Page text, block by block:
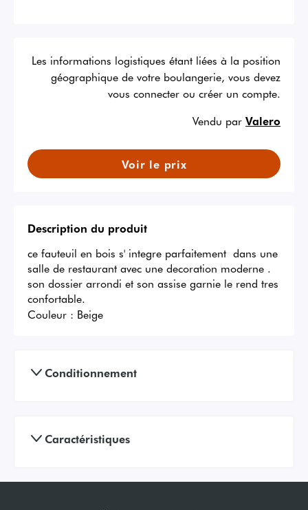
Les informations logistiques étant liées à la position
géographique de votre boulangerie, vous devez
vous connecter ou créer un compte.
Vendu par Valero
Voir le prix
Description du produit
ce fauteuil en bois s' integre parfaitement  dans une
salle de restaurant avec une decoration moderne .
son dossier arrondi et son assise garnie le rend tres
confortable.
Couleur : Beige
Conditionnement
Caractéristiques